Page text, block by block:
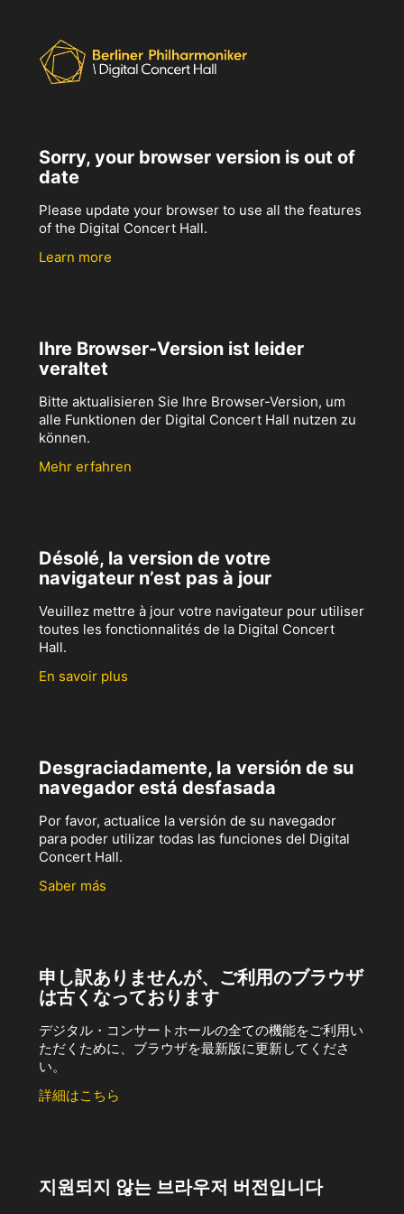
Sorry, your browser version is out of
date
Please update your browser to use all the features
of the Digital Concert Hall.
Learn more
Ihre Browser-Version ist leider
veraltet
Bitte aktualisieren Sie Ihre Browser-Version, um
alle Funktionen der Digital Concert Hall nutzen zu
können.
Mehr erfahren
Désolé, la version de votre
navigateur n’est pas à jour
Veuillez mettre à jour votre navigateur pour utiliser
toutes les fonctionnalités de la Digital Concert
Hall.
En savoir plus
Desgraciadamente, la versión de su
navegador está desfasada
Por favor, actualice la versión de su navegador
para poder utilizar todas las funciones del Digital
Concert Hall.
Saber más
申し訳ありませんが、ご利用のブラウザ
は古くなっております
デジタル・コンサートホールの全ての機能をご利用い
ただくために、ブラウザを最新版に更新してくださ
い。
詳細はこちら
지원되지 않는 브라우저 버전입니다